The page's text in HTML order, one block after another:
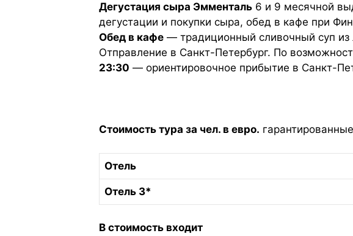
Дегустация сыра Эмменталь 6 и 9 месячной
дегустации и покупки сыра, обед в кафе при
Обед в кафе — традиционный сливочный суп из
Отправление в Санкт-Петербург. По
23:30 — ориентировочное прибытие в Санкт-
Стоимость тура за чел. в евро.
Отель
Отель 3*
В стоимость входит